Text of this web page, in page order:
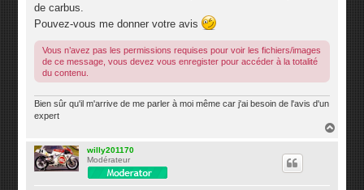
de carbus.
Pouvez-vous me donner votre avis
Vous n’avez pas les permissions requises pour voir les fichiers/images
de ce message, vous devez vous enregister pour accéder à la totalité
du contenu.
Bien sûr qu'il m'arrive de me parler à moi même car j'ai besoin de l'avis d'un
expert
willy201170
Modérateur